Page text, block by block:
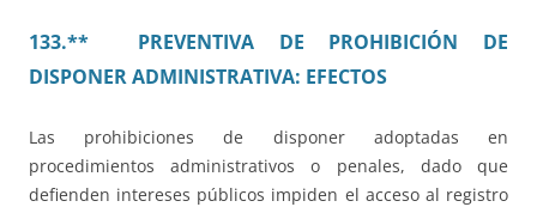
133.** PREVENTIVA DE PROHIBICIÓN DE
DISPONER ADMINISTRATIVA: EFECTOS
Las prohibiciones de disponer adoptadas en
procedimientos administrativos o penales, dado que
defienden intereses públicos impiden el acceso al registro